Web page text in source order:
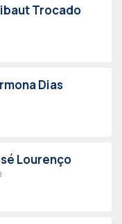
Trocado
Dias
Lourenço